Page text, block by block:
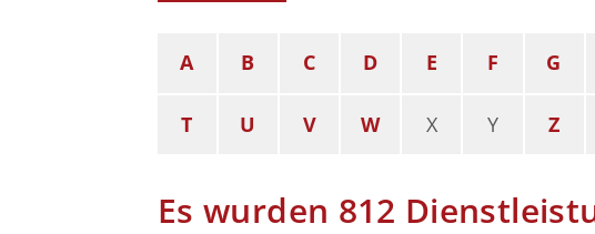
A B C D E F G
T U V W X Y Z
Es wurden 812